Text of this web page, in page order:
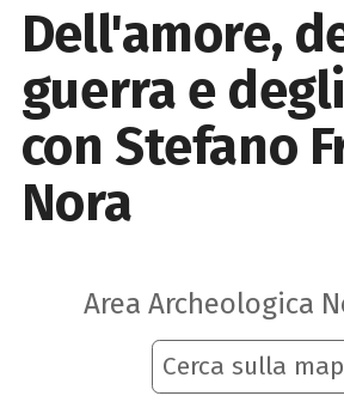
Dell'amore,
guerra e
con Stefano
Nora
Area Archeologica
Cerca sulla